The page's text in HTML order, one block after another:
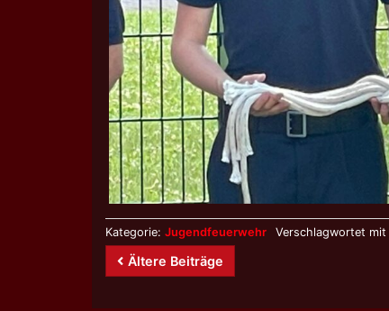
Kategorie: Jugendfeuerwehr Verschlagwortet mit
Beitrags-
Ältere Beiträge